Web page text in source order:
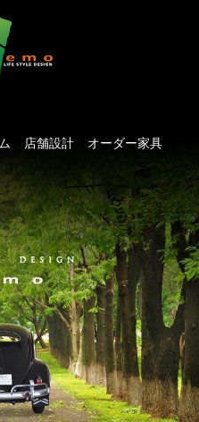
店舗設計
オーダー家具